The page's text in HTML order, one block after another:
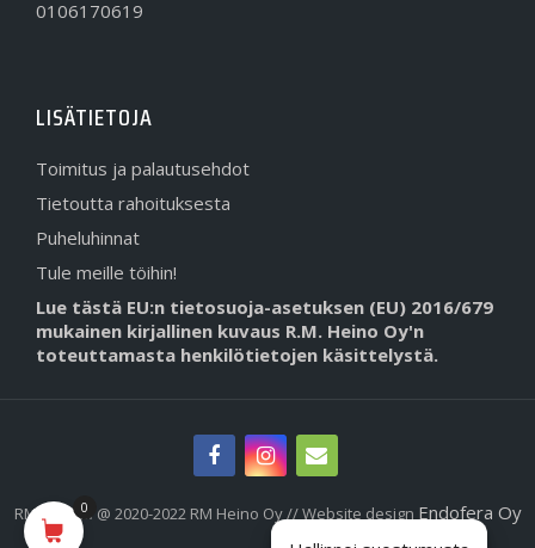
0106170619
LISÄTIETOJA
Toimitus ja palautusehdot
Tietoutta rahoituksesta
Puheluhinnat
Tule meille töihin!
Lue tästä EU:n tietosuoja-asetuksen (EU) 2016/679
mukainen kirjallinen kuvaus R.M. Heino Oy'n
toteuttamasta henkilötietojen käsittelystä.
RMHeino.fi @ 2020-2022 RM Heino Oy // Website design Endofera Oy
0